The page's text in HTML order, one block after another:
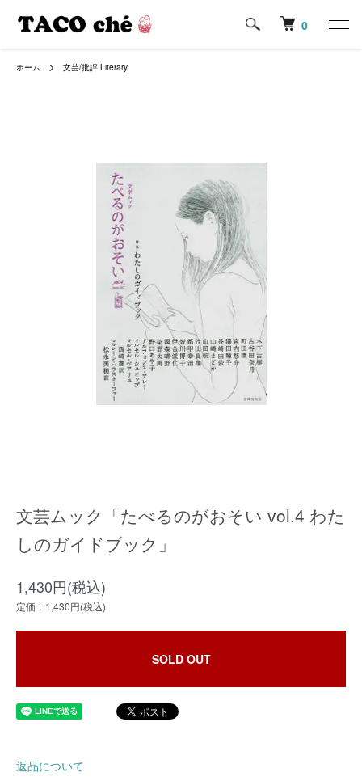
0
ホーム 文芸/批評 Literary
文芸ムック「たべるのがおそい vol.4 わた
しのガイドブック」
1,430円(税込)
定価：1,430円(税込)
SOLD OUT
返品について